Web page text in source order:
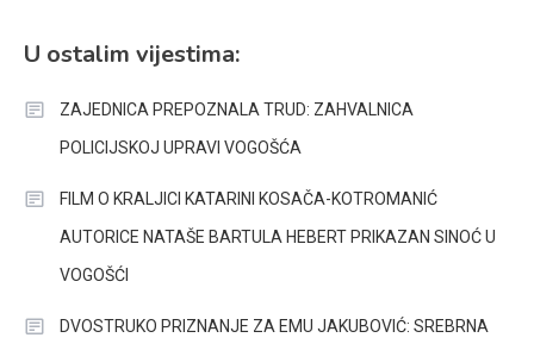
U ostalim vijestima:
ZAJEDNICA PREPOZNALA TRUD: ZAHVALNICA
POLICIJSKOJ UPRAVI VOGOŠĆA
FILM O KRALJICI KATARINI KOSAČA-KOTROMANIĆ
AUTORICE NATAŠE BARTULA HEBERT PRIKAZAN SINOĆ U
VOGOŠĆI
DVOSTRUKO PRIZNANJE ZA EMU JAKUBOVIĆ: SREBRNA